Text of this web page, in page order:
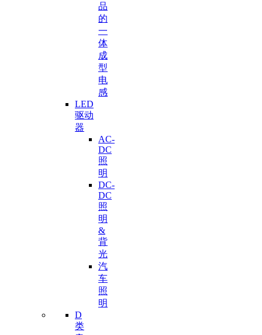
品
的
一
体
成
型
电
感
LED
驱动
器
AC-
DC
照
明
DC-
DC
照
明
&
背
光
汽
车
照
明
D
类